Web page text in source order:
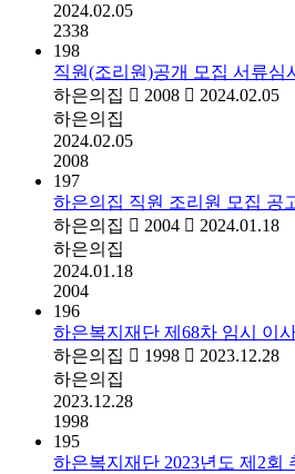
2024.02.05
2338
198
직원(조리원)공개 모집 서류심
하은의집
2008
2024.02.05
하은의집
2024.02.05
2008
197
하은의집 직원 조리원 모집 공
하은의집
2004
2024.01.18
하은의집
2024.01.18
2004
196
하은복지재단 제68차 임시 이
하은의집
1998
2023.12.28
하은의집
2023.12.28
1998
195
하은복지재단 2023년도 제2회